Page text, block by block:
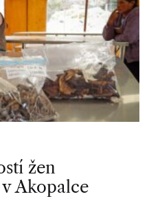
žen
Akopalce